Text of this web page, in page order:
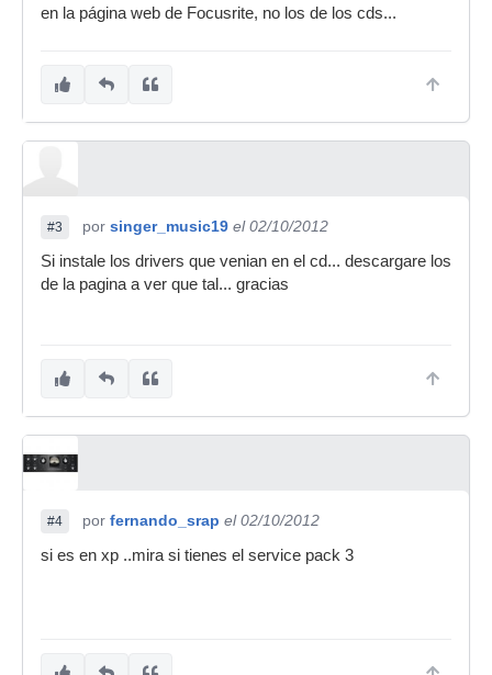
en la página web de Focusrite, no los de los cds...
#3 por singer_music19 el 02/10/2012
Si instale los drivers que venian en el cd... descargare los
de la pagina a ver que tal... gracias
#4 por fernando_srap el 02/10/2012
si es en xp ..mira si tienes el service pack 3